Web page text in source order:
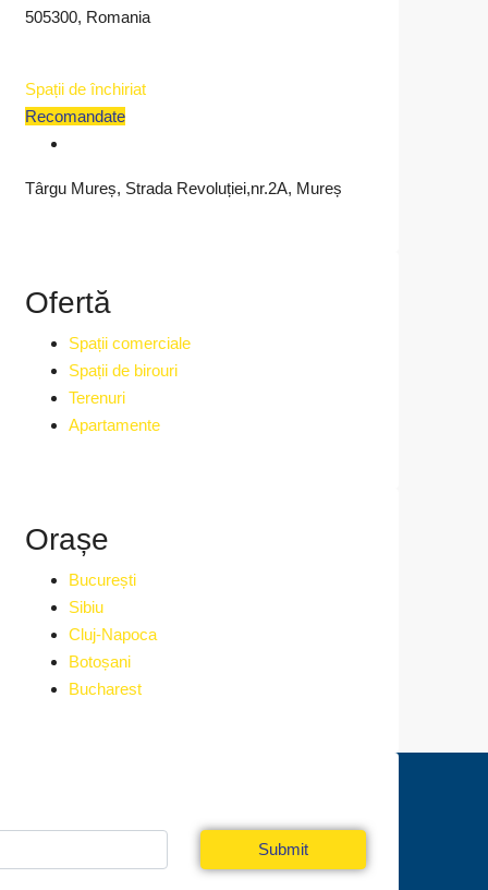
Nicolae Balcescu nr
Detalii
Iuliana Stancu
505300, Romania
Spații de închiriat
Recomandate
Târgu Mureș, Strada Revoluției,nr.2A, Mureș
Ofertă
Spații comerciale
Spații de birouri
Terenuri
Apartamente
Orașe
București
Sibiu
Cluj-Napoca
Botoșani
Bucharest
Submit